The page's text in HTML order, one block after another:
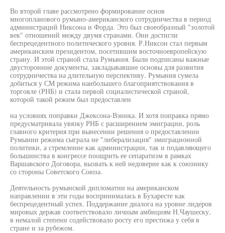
Во второй главе рассмотрено формирование основ
многопланового румыно-американского сотрудничества в период
администраций Никсона и Форда. Это был своеобразный "золотой
век" отношений между двумя странами. Они достигли
беспрецедентного политического уровня. Р.Никсон стал первым
американским президентом, посетившим восточноевропейскую
страну. И этой страной стала Румыния. Были подписаны важные
двусторонние документы, закладывавшие основы для развития
сотрудничества на длительную перспективу. Румыния сумела
добиться у СМ режима наибольшего благоприятствования в
торговле (РНБ) и стала первой социалистической страной,
которой такой режим был предоставлен
на условиях поправки Джексона-Вэника. И хотя поправка прямо
предусматривала увязку РНБ с расширением эмиграции, роль
главного критерия при вынесении решения о предоставлении
Румынии режима сыграла не "либерализация" эмиграционной
политики, а стремление как администрации, так и подавляющего
большинства в конгрессе поощрить ее сепаратизм в рамках
Варшавского Договора, вызвать к ней недоверие как к союзнику
со стороны Советского Союза.
Деятельность румынской дипломатии на американском
направлении в эти годы воспринималась в Бухаресте как
беспрецедентный успех. Поддержание диалога на уровне лидеров
мировых держав соответствовало личным амбициям Н.Чаушеску,
в немалой степени содействовало росту его престижа у себя в
стране и за рубежом.